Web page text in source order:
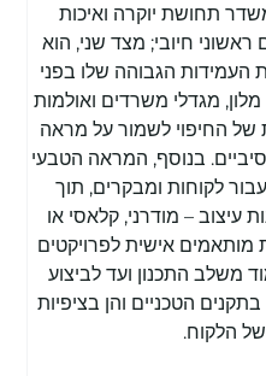
תחושת יוקרה ואיכות
חיובי; מצד שני, הוא
העמידות הגבוהה שלו בפני
מגדלי משרדים ואולמות
של החיפוי לשמור על מראה
בנוסף, המראה הטבעי
לקוחות ומבקרים, תוך
עיצוב – מודרני, קלאסי או
אישית לפרויקטים
משלב התכנון ועד לביצוע
הטכניים והן בציפיות
הלקוח.